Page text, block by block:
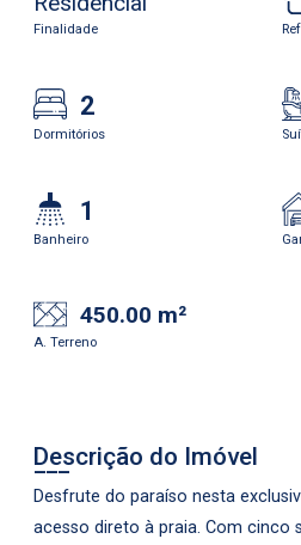
Finalidade
2
Dormitórios
1
Banheiro
450.00 m²
A. Terreno
Descrição do Imóvel
Desfrute do paraíso nesta
acesso direto à praia. Com cinco